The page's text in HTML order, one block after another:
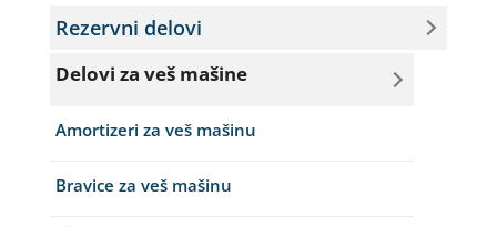
Rezervni delovi
Delovi za veš mašine
Amortizeri za veš mašinu
Bravice za veš mašinu